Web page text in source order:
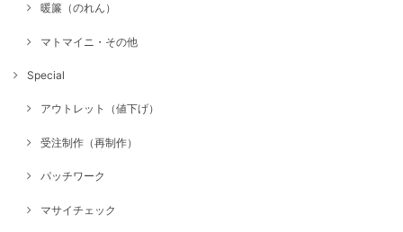
暖簾（のれん）
マトマイニ・その他
Special
アウトレット（値下げ）
受注制作（再制作）
パッチワーク
マサイチェック